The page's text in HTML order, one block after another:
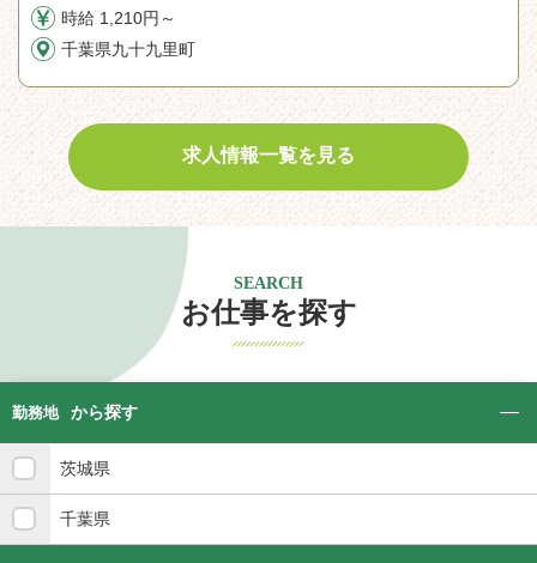
時給 1,210円～
千葉県九十九里町
求人情報一覧を見る
SEARCH
お仕事を探す
勤務地 から探す
茨城県
千葉県